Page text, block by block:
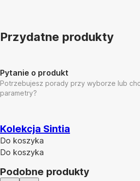
Przydatne produkty
Pytanie o produkt
Potrzebujesz porady przy wyborze lub
parametry?
Kolekcja Sintia
Do koszyka
Do koszyka
Podobne produkty